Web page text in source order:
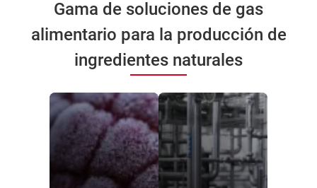
Gama de soluciones de gas
alimentario para la producción de
ingredientes naturales